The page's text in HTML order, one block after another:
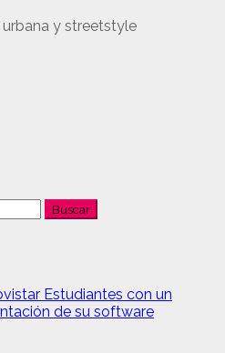
y streetstyle
Estudiantes con un
de su software